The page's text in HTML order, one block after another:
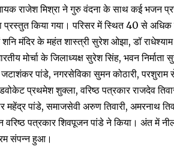
राजेश मिश्रा ने गुरु वंदना के साथ कई भजन
प्रस्तुत किया गया। परिसर में स्थित 40 से
शनि मंदिर के महंत शास्त्री सुरेश ओझा, डॉ
मोर्चा के जिलाध्यक्ष सुरेश सिंह, भवन
जटाशंकर पांडे, नगरसेविका सुमन कोठारी, परशुराम
प्रथमेश शुक्ला, वरिष्ठ पत्रकार राजदेव
महेंद्र पांडे, समाजसेवी अरुण तिवारी, अमरनाथ
वरिष्ठ पत्रकार शिवपूजन पांडे ने किया। अंत में
संपन्न हुआ।